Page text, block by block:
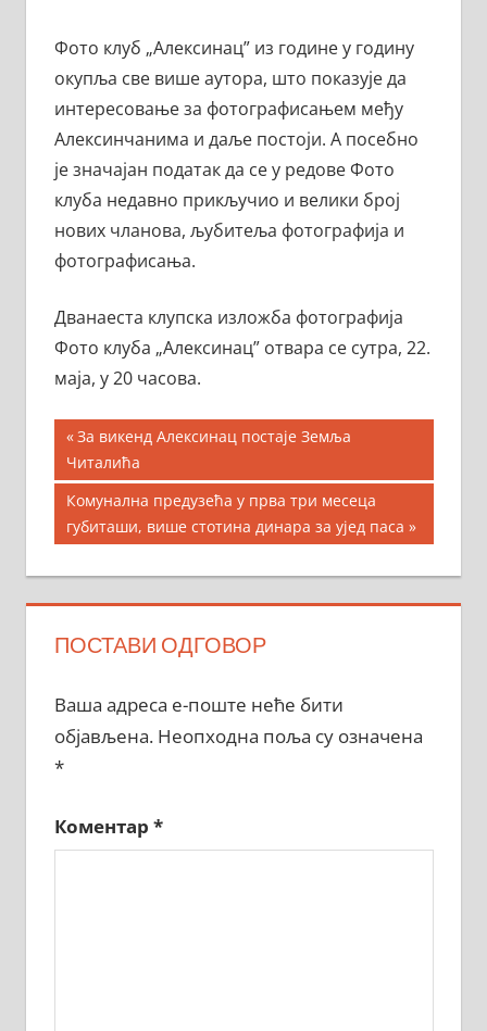
Фото клуб „Алексинац” из године у годину
окупља све више аутора, што показује да
интересовање за фотографисањем међу
Алексинчанима и даље постоји. А посебно
је значајан податак да се у редове Фото
клуба недавно прикључио и велики број
нових чланова, љубитеља фотографија и
фотографисања.
Дванаеста клупска изложба фотографија
Фото клуба „Алексинац” отвара се сутра, 22.
маја, у 20 часова.
Кретање
чланка
Previous
Post:
За викенд Алексинац постаје Земља
Читалића
Next
Post:
Комунална предузећа у прва три месеца
губиташи, више стотина динара за ујед паса
ПОСТАВИ ОДГОВОР
Ваша адреса е-поште неће бити
објављена. Неопходна поља су означена
*
Коментар *